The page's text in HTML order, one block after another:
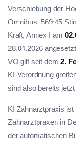
Verschiebung der
Omnibus, 569:45
Kraft, Annex I am
28.04.2026
VO gilt seit dem 2.
KI-Verordnung
sind also bereits jetzt
KI Zahnarztpraxis ist
Zahnarztpraxen in
der automatischen